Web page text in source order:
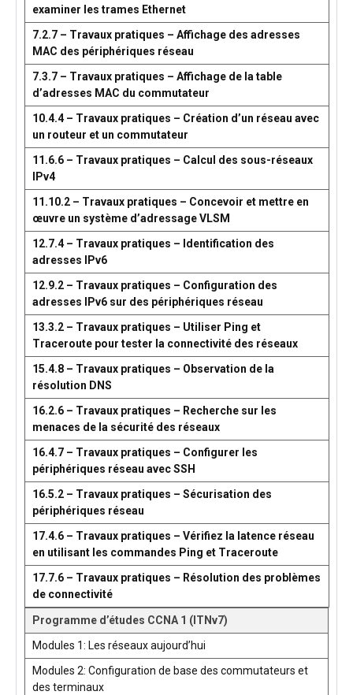
examiner les trames Ethernet
7.2.7 – Travaux pratiques – Affichage des adresses
MAC des périphériques réseau
7.3.7 – Travaux pratiques – Affichage de la table
d’adresses MAC du commutateur
10.4.4 – Travaux pratiques – Création d’un réseau avec
un routeur et un commutateur
11.6.6 – Travaux pratiques – Calcul des sous-réseaux
IPv4
11.10.2 – Travaux pratiques – Concevoir et mettre en
œuvre un système d’adressage VLSM
12.7.4 – Travaux pratiques – Identification des
adresses IPv6
12.9.2 – Travaux pratiques – Configuration des
adresses IPv6 sur des périphériques réseau
13.3.2 – Travaux pratiques – Utiliser Ping et
Traceroute pour tester la connectivité des réseaux
15.4.8 – Travaux pratiques – Observation de la
résolution DNS
16.2.6 – Travaux pratiques – Recherche sur les
menaces de la sécurité des réseaux
16.4.7 – Travaux pratiques – Configurer les
périphériques réseau avec SSH
16.5.2 – Travaux pratiques – Sécurisation des
périphériques réseau
17.4.6 – Travaux pratiques – Vérifiez la latence réseau
en utilisant les commandes Ping et Traceroute
17.7.6 – Travaux pratiques – Résolution des problèmes
de connectivité
Programme d’études CCNA 1 (ITNv7)
Modules 1: Les réseaux aujourd’hui
Modules 2: Configuration de base des commutateurs et
des terminaux